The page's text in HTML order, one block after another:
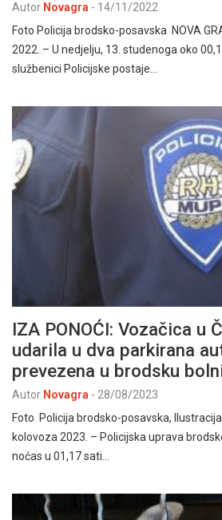
Autor Novagra - 14/11/2022
Foto Policija brodsko-posavska NOVA
2022. – U nedjelju, 13. studenoga oko
službenici Policijske postaje…
IZA PONOĆI: Vozačica u
udarila u dva parkirana
prevezena u brodsku
Autor Novagra - 28/08/2023
Foto Policija brodsko-posavska, Ilustracija
kolovoza 2023. – Policijska uprava
noćas u 01,17 sati…